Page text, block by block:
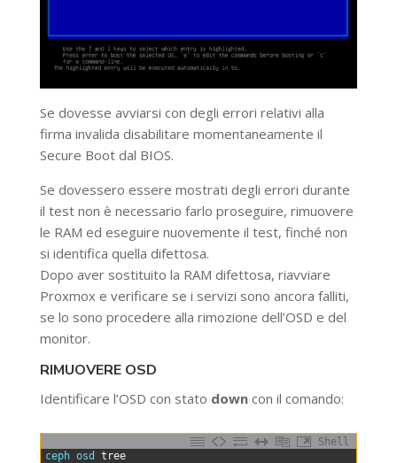
Se dovesse avviarsi con degli errori relativi alla
firma invalida disabilitare momentaneamente il
Secure Boot dal BIOS.
Se dovessero essere mostrati degli errori durante
il test non è necessario farlo proseguire, rimuovere
le RAM ed eseguire nuovemente il test, finché non
si identifica quella difettosa.
Dopo aver sostituito la RAM difettosa, riavviare
Proxmox e verificare se i servizi sono ancora falliti,
se lo sono procedere alla rimozione dell’OSD e del
monitor.
RIMUOVERE OSD
Identificare l’OSD con stato downcon il comando:
Shell
ceph osd tree